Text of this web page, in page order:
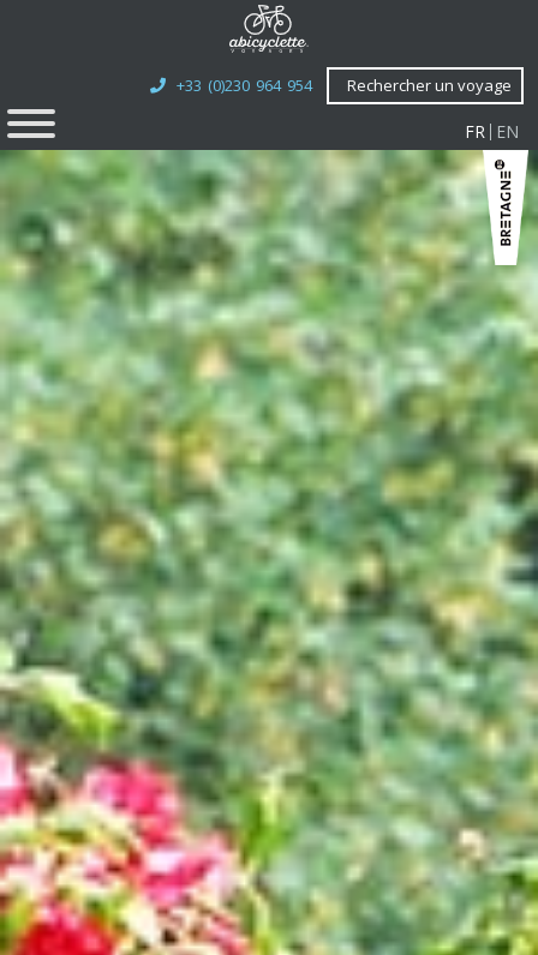
+33 (0)230 964 954 Rechercher un voyage
FR EN